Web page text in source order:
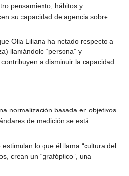
pensamiento, hábitos y
su capacidad de agencia sobre
Olia Liliana ha notado respecto a
llamándolo “persona” y
a disminuir la capacidad
normalización basada en objetivos
de medición se está
lo que él llama “cultura del
crean un “grafóptico”, una